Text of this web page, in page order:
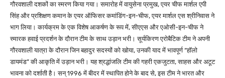
गौरवशाली दशकों का स्मरण किया गया। समारोह में वायुसेना प्रमुख, एयर चीफ मार्शल एपी
सिंह और प्रशिक्षण कमान के एयर ऑफिसर कमांडिंग-इन-चीफ, एयर मार्शल एस श्रीनिवास ने
भाग लिया। कार्यक्रम के एक विशेष आकर्षण के रूप में, सीएएस और एओसी-इन-चीफ ने
स्मारक हवाई प्रदर्शन के दौरान टीम के साथ उड़ान भरी। सूर्यकिरण एरोबैटिक टीम ने अपनी
गौरवशाली यात्रा के दौरान जिन बहादुर सदस्यों को खोया, उनकी याद में भावपूर्ण “हॉलो
डायमंड” की आकृति में उड़ान भरी। यह श्रद्धांजलि टीम की गहरी एकजुटता, साहस और अटूट
भावना को दर्शाती है। सन् 1996 में बीदर में स्थापित होने के बाद से, इस टीम ने भारत और